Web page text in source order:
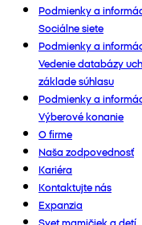
Podmienky a
Sociálne siete
Podmienky a
Vedenie databázy
základe súhlasu
Podmienky a
Výberové konanie
O firme
Naša zodpovednosť
Kariéra
Kontaktujte nás
Expanzia
Svet mamičiek a detí